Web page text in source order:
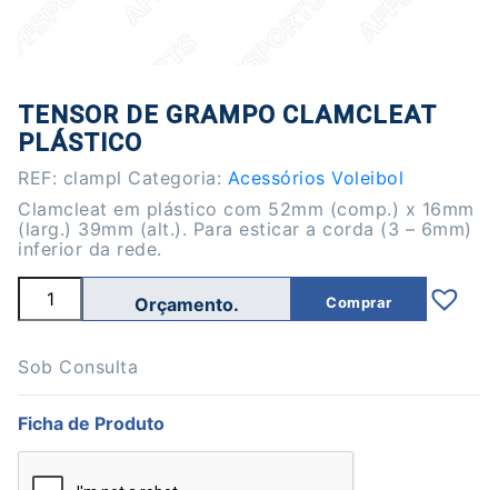
TENSOR DE GRAMPO CLAMCLEAT
PLÁSTICO
REF: clampl Categoria: Acessórios Voleibol
Clamcleat em plástico com 52mm (comp.) x 16mm
(larg.) 39mm (alt.). Para esticar a corda (3 – 6mm)
inferior da rede.
Quantidade
Tensor
grampo
Comprar
Sob Consulta
Ficha de Produto